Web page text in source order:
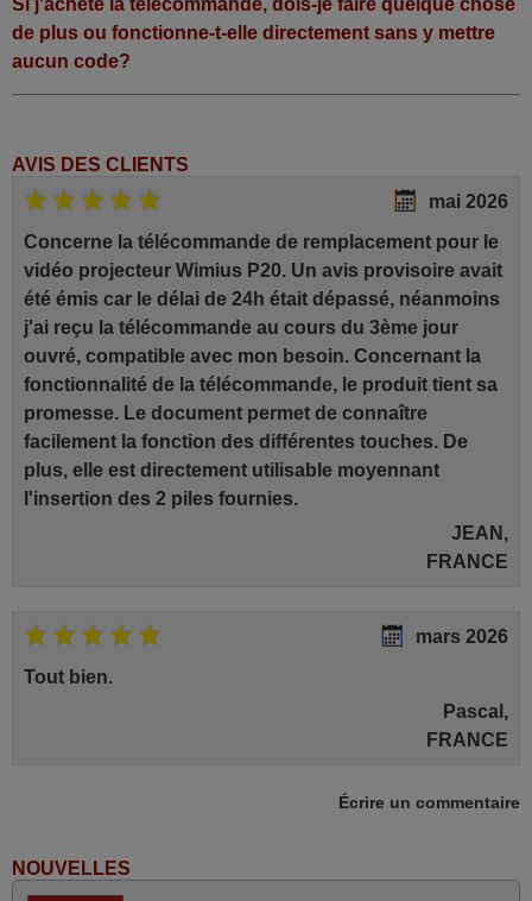
Si j'achète la télécommande, dois-je faire quelque chose
de plus ou fonctionne-t-elle directement sans y mettre
aucun code?
AVIS DES CLIENTS
mai 2026
Concerne la télécommande de remplacement pour le
vidéo projecteur Wimius P20. Un avis provisoire avait
été émis car le délai de 24h était dépassé, néanmoins
j'ai reçu la télécommande au cours du 3ème jour
ouvré, compatible avec mon besoin. Concernant la
fonctionnalité de la télécommande, le produit tient sa
promesse. Le document permet de connaître
facilement la fonction des différentes touches. De
plus, elle est directement utilisable moyennant
l'insertion des 2 piles fournies.
JEAN,
FRANCE
mars 2026
Tout bien.
Pascal,
FRANCE
juin 2026
Écrire un commentaire
NOUVELLES